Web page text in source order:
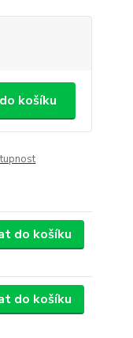
košíku
do košíku
do košíku